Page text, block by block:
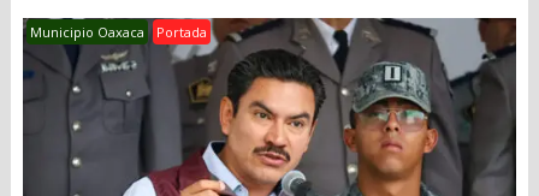
Municipio Oaxaca Portada